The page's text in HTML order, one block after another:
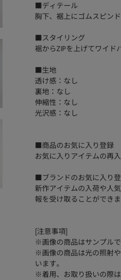
■ディテール
胸下、裾上にゴムスピン
■スタイリング
裾からZIPを上げてワイド
■生地
透け感：なし
裏地：なし
伸縮性：なし
光沢感：なし
■商品のお気に入り登録
お気に入りアイテムの再
■ブランドのお気に入り
新作アイテムの入荷や人
報を受け取ることができま
[注意事項]
※画像の商品はサンプル
※画像の商品は光の照射
います。
※着用、お取り扱いの際